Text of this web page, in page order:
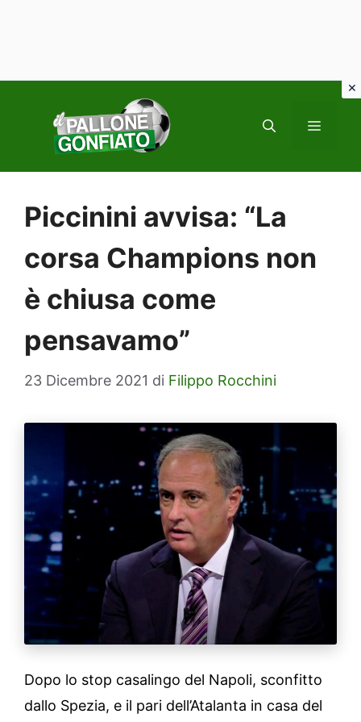
contenuto
MENU
Piccinini avvisa: “La
corsa Champions non
è chiusa come
pensavamo”
23 Dicembre 2021 di Filippo Rocchini
Dopo lo stop casalingo del Napoli, sconfitto
dallo Spezia, e il pari dell’Atalanta in casa del